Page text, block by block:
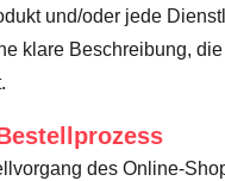
und/oder jede
klare Beschreibung,
des Online-